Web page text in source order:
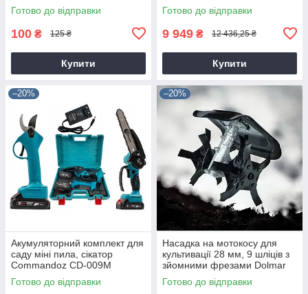
Готово до відправки
100 ₴ 125 ₴
Купити
Готово до відправки
9 949 ₴ 12 436,25 ₴
Купити
–20%
Акумуляторний комплект для
саду міні пила, сікатор
Commandoz CD-009M
Готово до відправки
–20%
Насадка на мотокосу для
культивації 28 мм, 9 шліців з
зйомними фрезами Dolmar
9T28
Готово до відправки